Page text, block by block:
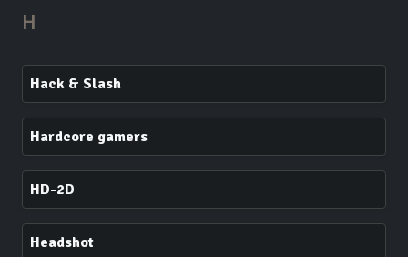
H
Hack & Slash
Hardcore gamers
HD-2D
Headshot